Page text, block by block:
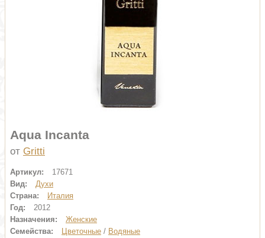
Aqua Incanta
от Gritti
Артикул:
17671
Вид:
Духи
Страна:
Италия
Год:
2012
Назначения:
Женские
Семейства:
Цветочные / Водяные